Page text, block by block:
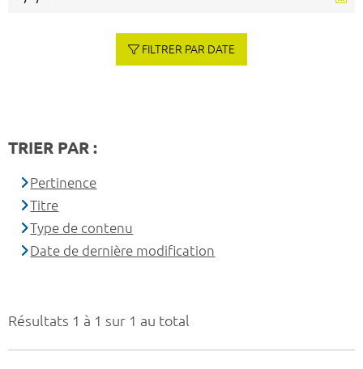
Résultats 1 à 1 sur 1 au total
FILTRER PAR DATE
TRIER PAR :
Pertinence
Titre
Type de contenu
Date de dernière modification